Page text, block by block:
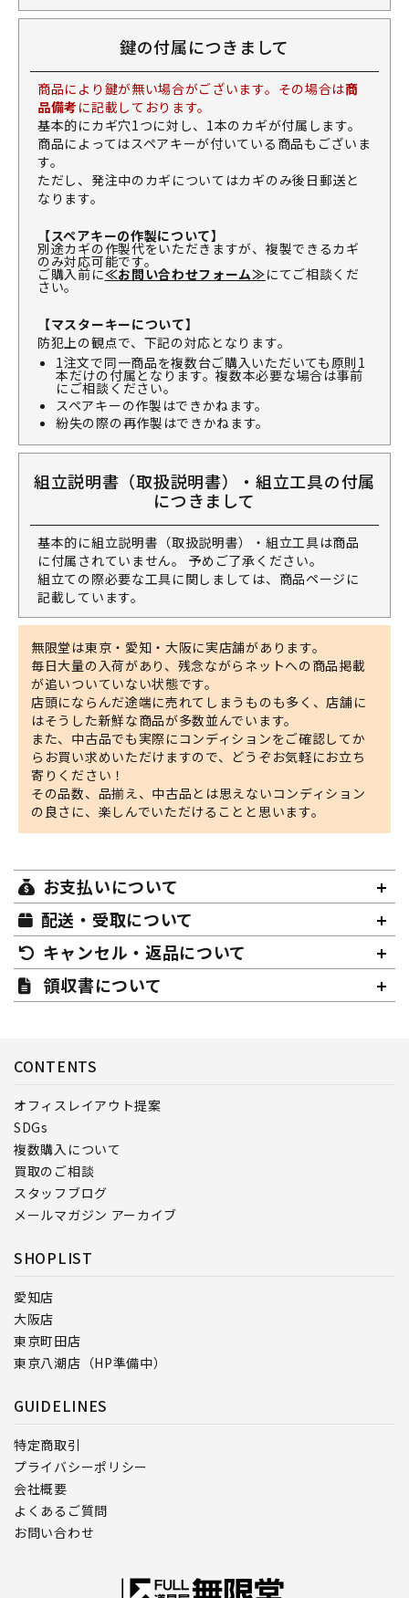
鍵の付属につきまして
商品により鍵が無い場合がございます。その場合は商
品備考 に記載しております。
基本的にカギ穴1つに対し、1本のカギが付属します。
商品によってはスペアキーが付いている商品もございま
す。
ただし、発注中のカギについてはカギのみ後日郵送と
なります。
【スペアキーの作製について】
別途カギの作製代をいただきますが、複製できるカギ
のみ対応可能です。
ご購入前に≪お問い合わせフォーム≫にてご相談くだ
さい。
【マスターキーについて】
防犯上の観点で、下記の対応となります。
1注文で同一商品を複数台ご購入いただいても原則1
本だけの付属となります。複数本必要な場合は事前
にご相談ください。
スペアキーの作製はできかねます。
紛失の際の再作製はできかねます。
組立説明書（取扱説明書）・組立工具の付属
につきまして
基本的に組立説明書（取扱説明書）・組立工具は商品
に付属されていません。 予めご了承ください。
組立ての際必要な工具に関しましては、商品ページに
記載しています。
無限堂は東京・愛知・大阪に実店舗があります。
毎日大量の入荷があり、残念ながらネットへの商品掲載
が追いついていない状態です。
店頭にならんだ途端に売れてしまうものも多く、店舗に
はそうした新鮮な商品が多数並んでいます。
また、中古品でも実際にコンディションをご確認してか
らお買い求めいただけますので、どうぞお気軽にお立ち
寄りください！
その品数、品揃え、中古品とは思えないコンディション
の良さに、楽しんでいただけることと思います。
お支払いについて
配送・受取について
キャンセル・返品について
領収書について
CONTENTS
オフィスレイアウト提案
SDGs
複数購入について
買取のご相談
スタッフブログ
メールマガジン アーカイブ
SHOPLIST
愛知店
大阪店
東京町田店
東京八潮店（HP準備中）
GUIDELINES
特定商取引
プライバシーポリシー
会社概要
よくあるご質問
お問い合わせ